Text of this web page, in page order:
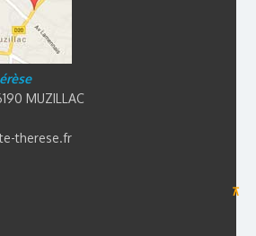
MUZILLAC
therese.fr
⊼